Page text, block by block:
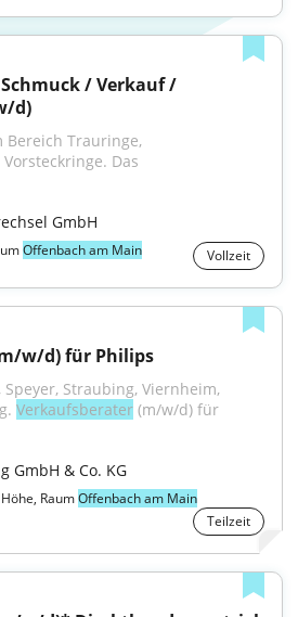
/ Verkauf /
d)
Bereich Trauringe,
Das
GmbH
Offenbach am Main Vollzeit
w/d) für Philips
Straubing, Viernheim,
Verkaufsberater (m/w/d) für
GmbH & Co. KG
RaumOffenbach am Main
Teilzeit